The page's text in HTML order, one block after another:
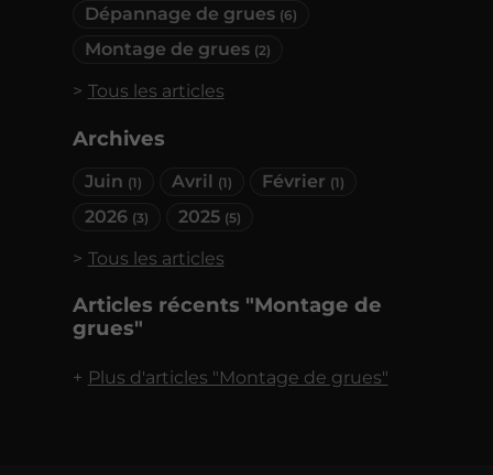
Dépannage de grues (6)
Montage de grues (2)
Tous les articles
Archives
Juin (1) Avril (1) Février (1)
2026 (3) 2025 (5)
Tous les articles
Articles récents "Montage de
grues"
Plus d'articles "Montage de grues"